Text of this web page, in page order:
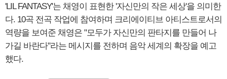
'LIL FANTASY'는 채영이 표현한 '자신만의 작은 세상'을 의미한
다. 10곡 전곡 작업에 참여하며 크리에이티브 아티스트로서의
역량을 보여준 채영은 "모두가 자신만의 판타지를 만들어 나
가길 바란다"라는 메시지를 전하며 음악 세계의 확장을 예고
했다.